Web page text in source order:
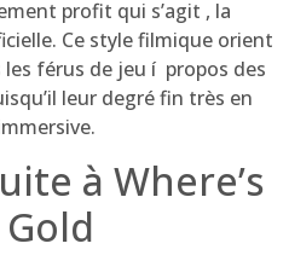
profit qui s’agit , la
Ce style filmique orient
férus de jeu í propos des
leur degré fin très en
à Where’s